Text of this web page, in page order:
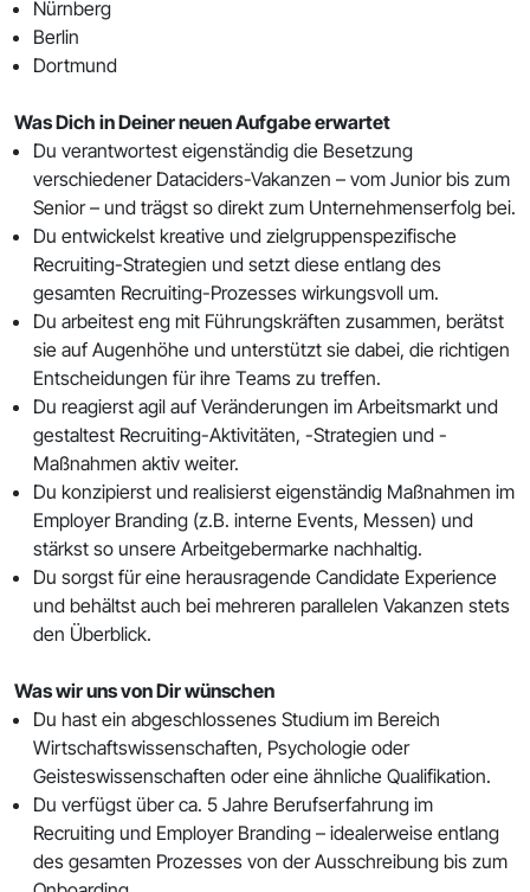
Nürnberg
Berlin
Dortmund
Was Dich in Deiner neuen Aufgabe erwartet
Du verantwortest eigenständig die Besetzung
verschiedener Dataciders-Vakanzen – vom Junior bis zum
Senior – und trägst so direkt zum Unternehmenserfolg bei.
Du entwickelst kreative und zielgruppenspezifische
Recruiting-Strategien und setzt diese entlang des
gesamten Recruiting-Prozesses wirkungsvoll um.
Du arbeitest eng mit Führungskräften zusammen, berätst
sie auf Augenhöhe und unterstützt sie dabei, die richtigen
Entscheidungen für ihre Teams zu treffen.
Du reagierst agil auf Veränderungen im Arbeitsmarkt und
gestaltest Recruiting-Aktivitäten, -Strategien und -
Maßnahmen aktiv weiter.
Du konzipierst und realisierst eigenständig Maßnahmen im
Employer Branding (z.B. interne Events, Messen) und
stärkst so unsere Arbeitgebermarke nachhaltig.
Du sorgst für eine herausragende Candidate Experience
und behältst auch bei mehreren parallelen Vakanzen stets
den Überblick.
Was wir uns von Dir wünschen
Du hast ein abgeschlossenes Studium im Bereich
Wirtschaftswissenschaften, Psychologie oder
Geisteswissenschaften oder eine ähnliche Qualifikation.
Du verfügst über ca. 5 Jahre Berufserfahrung im
Recruiting und Employer Branding – idealerweise entlang
des gesamten Prozesses von der Ausschreibung bis zum